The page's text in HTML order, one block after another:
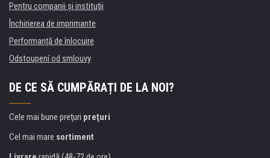
Pentru companii și instituţii
Închirierea de imprimante
Performanță de înlocuire
Odstoupení od smlouvy
DE CE SĂ CUMPĂRAȚI DE LA NOI?
Cele mai bune preţuri preţuri
Cel mai mare sortiment